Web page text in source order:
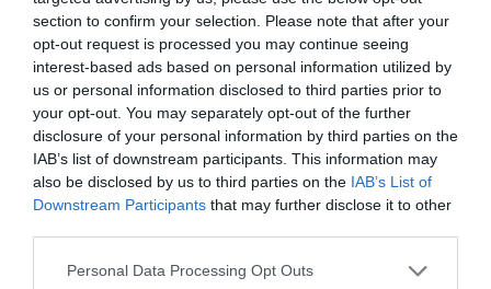
section to confirm your selection. Please note that after your
opt-out request is processed you may continue seeing
interest-based ads based on personal information utilized by
us or personal information disclosed to third parties prior to
your opt-out. You may separately opt-out of the further
disclosure of your personal information by third parties on the
IAB’s list of downstream participants. This information may
also be disclosed by us to third parties on the IAB’s List of
Downstream Participants that may further disclose it to other
Please note that this website/app uses one or more Google
Personal Data Processing Opt Outs
Intelligenceαξιοποιεί τις καινοτόμες
δυνατότητες της πλατφόρμας του
AI.Adaptive και υπογραμμίζει τη συνεχή
δέσμευση τηςProfileνα αναπτύσσει και
διαμορφώνει το μέλλον της τεχνολογίας
επεξεργασίας εγγράφων, παρέχοντας λύσεις